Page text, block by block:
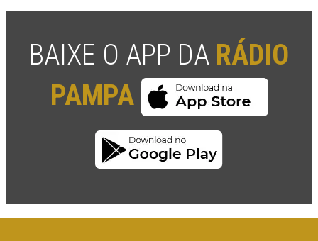
BAIXE O APP DA RÁDIO
PAMPA